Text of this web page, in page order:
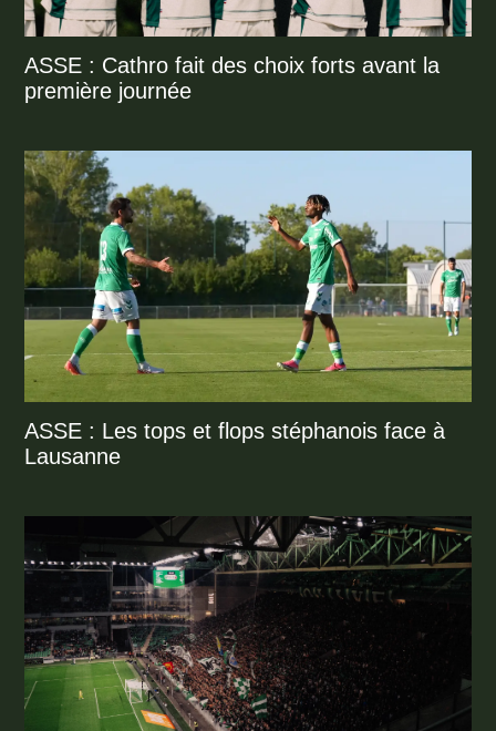
ASSE : Cathro fait des choix forts avant la
première journée
ASSE : Les tops et flops stéphanois face à
Lausanne